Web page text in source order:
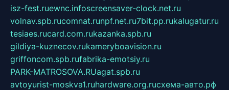
isz-fest.ruewnc.infoscreensaver-clock.net.ru
volnav.spb.rucomnat.runpf.net.ru7bit.pp.rukalugatur.ru
tesiaes.rucard.com.rukazanka.spb.ru
gildiya-kuznecov.rukameryboavision.ru
griffoncom.spb.rufabrika-emotsiy.ru
PARK-MATROSOVA.RUagat.spb.ru
avtoyurist-moskva1.ruhardware.org.ruсхема-авто.рф